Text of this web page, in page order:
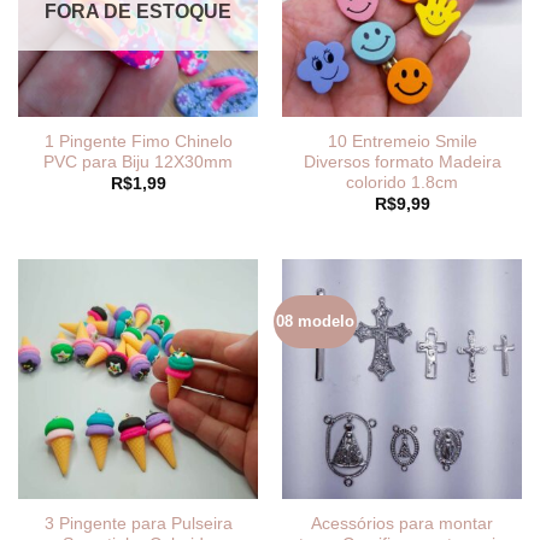
FORA DE ESTOQUE
1 Pingente Fimo Chinelo
PVC para Biju 12X30mm
R$1,99
10 Entremeio Smile
Diversos formato Madeira
colorido 1.8cm
R$9,99
3 Pingente para Pulseira
08 modelo
Acessórios para montar